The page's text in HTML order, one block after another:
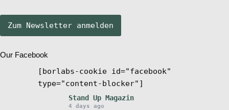
Stand Up Magazin TV
SPOT FINDER
Mein Konto
Our Facebook
[borlabs-cookie id="facebook"
type="content-blocker"]
Stand Up Magazin
4 days ago